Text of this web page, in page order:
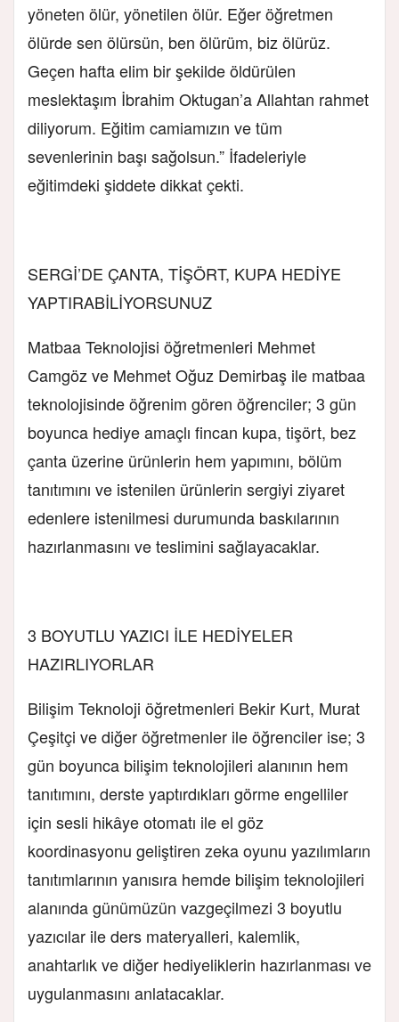
yöneten ölür, yönetilen ölür. Eğer öğretmen
ölürde sen ölürsün, ben ölürüm, biz ölürüz.
Geçen hafta elim bir şekilde öldürülen
meslektaşım İbrahim Oktugan’a Allahtan rahmet
diliyorum. Eğitim camiamızın ve tüm
sevenlerinin başı sağolsun.” İfadeleriyle
eğitimdeki şiddete dikkat çekti.
SERGİ’DE ÇANTA, TİŞÖRT, KUPA HEDİYE
YAPTIRABİLİYORSUNUZ
Matbaa Teknolojisi öğretmenleri Mehmet
Camgöz ve Mehmet Oğuz Demirbaş ile matbaa
teknolojisinde öğrenim gören öğrenciler; 3 gün
boyunca hediye amaçlı fincan kupa, tişört, bez
çanta üzerine ürünlerin hem yapımını, bölüm
tanıtımını ve istenilen ürünlerin sergiyi ziyaret
edenlere istenilmesi durumunda baskılarının
hazırlanmasını ve teslimini sağlayacaklar.
3 BOYUTLU YAZICI İLE HEDİYELER
HAZIRLIYORLAR
Bilişim Teknoloji öğretmenleri Bekir Kurt, Murat
Çeşitçi ve diğer öğretmenler ile öğrenciler ise; 3
gün boyunca bilişim teknolojileri alanının hem
tanıtımını, derste yaptırdıkları görme engelliler
için sesli hikâye otomatı ile el göz
koordinasyonu geliştiren zeka oyunu yazılımların
tanıtımlarının yanısıra hemde bilişim teknolojileri
alanında günümüzün vazgeçilmezi 3 boyutlu
yazıcılar ile ders materyalleri, kalemlik,
anahtarlık ve diğer hediyeliklerin hazırlanması ve
uygulanmasını anlatacaklar.